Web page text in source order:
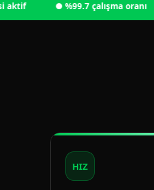
● %99.7 çalışma oranı
HIZ